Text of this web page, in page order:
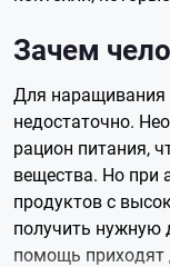
Зачем
Для наращивания
недостаточно.
рацион питания,
вещества. Но при
продуктов с
получить нужную
помощь приходят